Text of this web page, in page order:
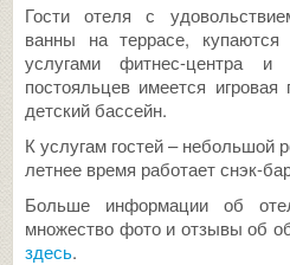
Гости отеля с
ванны на террасе,
услугами фитнес-центра
постояльцев имеется
детский бассейн.
К услугам гостей – небольшой
летнее время работает снэк-
Больше информации об
множество фото и отзывы об
здесь.